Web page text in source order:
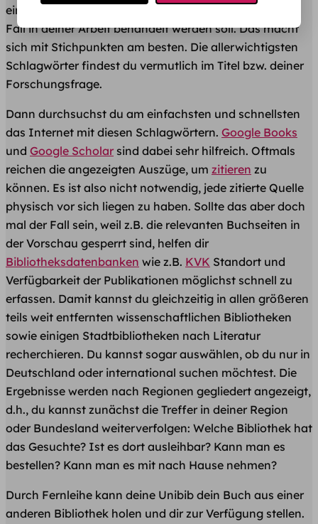
einzugrenzen. Setz dich hin und notiere was auf jeden
Fall in deiner Arbeit behandelt werden soll. Das macht
sich mit Stichpunkten am besten. Die allerwichtigsten
Schlagwörter findest du vermutlich im Titel bzw. deiner
Forschungsfrage.
Dann durchsuchst du am einfachsten und schnellsten
das Internet mit diesen Schlagwörtern. Google Books
und Google Scholar sind dabei sehr hilfreich. Oftmals
reichen die angezeigten Auszüge, um zitieren zu
können. Es ist also nicht notwendig, jede zitierte Quelle
physisch vor sich liegen zu haben. Sollte das aber doch
mal der Fall sein, weil z.B. die relevanten Buchseiten in
der Vorschau gesperrt sind, helfen dir
Bibliotheksdatenbanken wie z.B. KVK Standort und
Verfügbarkeit der Publikationen möglichst schnell zu
erfassen. Damit kannst du gleichzeitig in allen größeren
teils weit entfernten wissenschaftlichen Bibliotheken
sowie einigen Stadtbibliotheken nach Literatur
recherchieren. Du kannst sogar auswählen, ob du nur in
Deutschland oder international suchen möchtest. Die
Ergebnisse werden nach Regionen gegliedert angezeigt,
d.h., du kannst zunächst die Treffer in deiner Region
oder Bundesland weiterverfolgen: Welche Bibliothek hat
das Gesuchte? Ist es dort ausleihbar? Kann man es
bestellen? Kann man es mit nach Hause nehmen?
Durch Fernleihe kann deine Unibib dein Buch aus einer
anderen Bibliothek holen und dir zur Verfügung stellen.